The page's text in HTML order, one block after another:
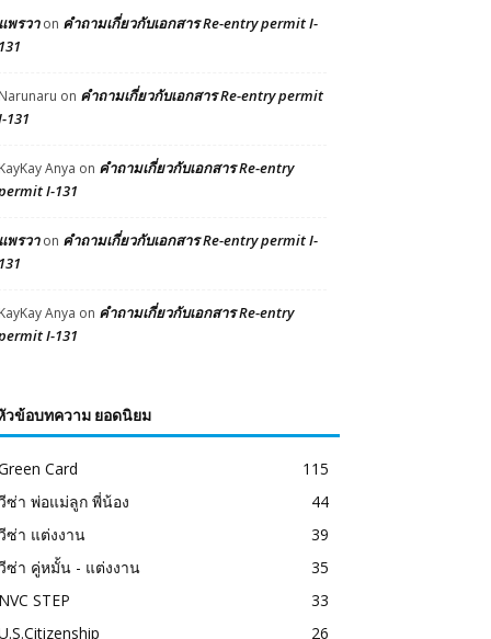
แพรวาon คำถามเกี่ยวกับเอกสาร Re-entry permit I-
131
Narunaru on คำถามเกี่ยวกับเอกสาร Re-entry permit
131
KayKay Anya on คำถามเกี่ยวกับเอกสาร Re-entry
I-131
แพรวาon คำถามเกี่ยวกับเอกสาร Re-entry permit I-
131
KayKay Anya on คำถามเกี่ยวกับเอกสาร Re-entry
I-131
วข้อบทความ ยอดนิยม
Card
115
ซ่า พ่อแม่ลูก พี่น้อง
44
ซ่า แต่งงาน
39
ซ่า คู่หมั้น - แต่งงาน
35
NVC STEP
33
26